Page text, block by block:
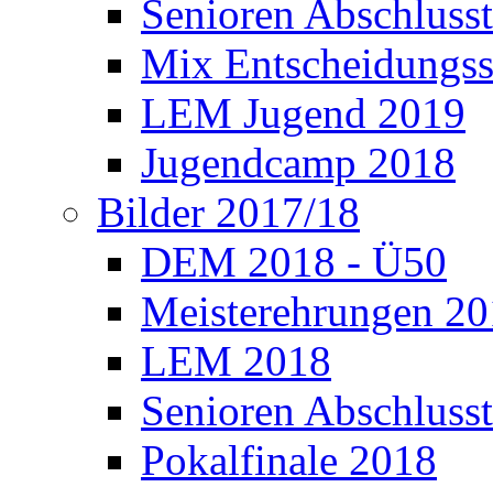
Senioren
Mix
LEM Jugend 2019
Jugendcamp 2018
Bilder 2017/18
DEM 2018 - Ü50
Meisterehrungen
LEM 2018
Senioren
Pokalfinale 2018